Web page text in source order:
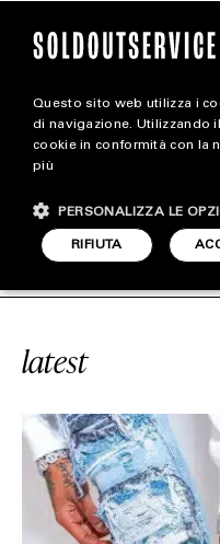
#FUGAZI
latest
Questo sito web utilizza i
di navigazione. Utilizzando
cookie in conformità con la
più
RIFIUTA
PERSONALIZZA LE